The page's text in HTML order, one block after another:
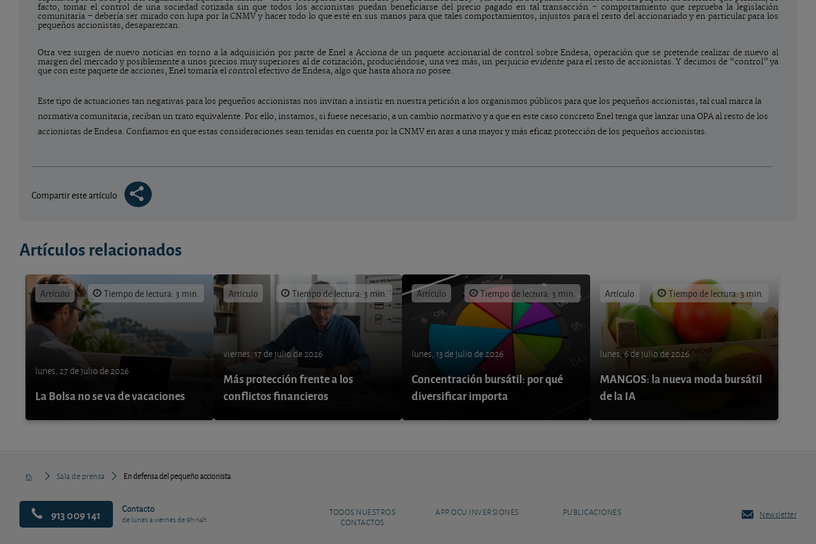
facto, tomar el control de una sociedad cotizada sin que todos los accionistas puedan beneficiarse del precio pagado en tal transacción – comportamiento que reprueba la legislación
comunitaria – debería ser mirado con lupa por la CNMV y hacer todo lo que esté en sus manos para que tales comportamientos, injustos para el resto del accionariado y en particular para los
pequeños accionistas, desaparezcan.
Otra vez surgen de nuevo noticias en torno a la adquisición por parte de Enel a Acciona de un paquete accionarial de control sobre Endesa, operación que se pretende realizar de nuevo al
margen del mercado y posiblemente a unos precios muy superiores al de cotización, produciéndose, una vez más, un perjuicio evidente para el resto de accionistas. Y decimos de “control” ya
que con este paquete de acciones, Enel tomaría el control efectivo de Endesa, algo que hasta ahora no posee.
Este tipo de actuaciones tan negativas para los pequeños accionistas nos invitan a insistir en nuestra petición a los organismos públicos para que los pequeños accionistas, tal cual marca la
normativa comunitaria, reciban un trato equivalente. Por ello, instamos, si fuese necesario, a un cambio normativo y a que en este caso concreto Enel tenga que lanzar una OPA al resto de los
accionistas de Endesa. Confiamos en que estas consideraciones sean tenidas en cuenta por la CNMV en aras a una mayor y más eficaz protección de los pequeños accionistas.
Compartir este artículo
Artículos relacionados
Artículo Tiempo de lectura: 3 min.
lunes, 27 de julio de 2026
La Bolsa no se va de vacaciones
Artículo Tiempo de lectura: 3 min.
viernes, 17 de julio de 2026
Más protección frente a los
conflictos financieros
Artículo Tiempo de lectura: 3 min.
lunes, 13 de julio de 2026
Concentración bursátil: por qué
diversificar importa
Artículo Tiempo de lectura: 3 min.
lunes, 6 de julio de 2026
MANGOS: la nueva moda bursátil
de la IA
Sala de prensa En defensa del pequeño accionista
913 009 141 Contacto
de lunes a viernes de 9h-14h
TODOS NUESTROS
CONTACTOS
APP OCU INVERSIONES PUBLICACIONES Newsletter